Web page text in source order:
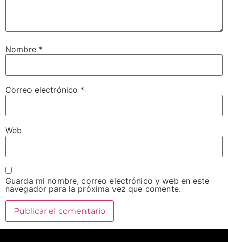
Nombre *
Correo electrónico *
Web
Guarda mi nombre, correo electrónico y web en este
navegador para la próxima vez que comente.